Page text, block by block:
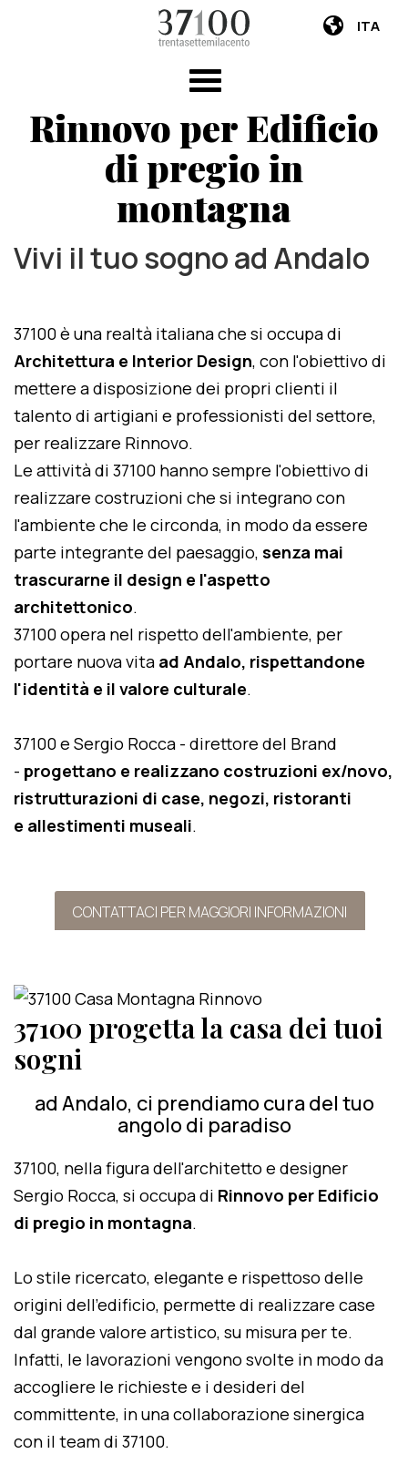
ITA
Rinnovo per Edificio
di pregio in
montagna
Vivi il tuo sogno ad Andalo
37100 è una realtà italiana che si occupa di
Architettura e Interior Design, con l'obiettivo di
mettere a disposizione dei propri clienti il
talento di artigiani e professionisti del settore,
per realizzare Rinnovo.
Le attività di 37100 hanno sempre l'obiettivo di
realizzare costruzioni che si integrano con
l'ambiente che le circonda, in modo da essere
parte integrante del paesaggio, senza mai
trascurarne il design e l'aspetto
architettonico.
37100 opera nel rispetto dell'ambiente, per
portare nuova vita ad Andalo, rispettandone
l'identità e il valore culturale.
37100 e Sergio Rocca - direttore del Brand
- progettano e realizzano costruzioni ex/novo,
ristrutturazioni di case, negozi, ristoranti
e allestimenti museali.
CONTATTACI PER MAGGIORI INFORMAZIONI
37100 progetta la casa dei tuoi
sogni
ad Andalo, ci prendiamo cura del tuo
angolo di paradiso
37100, nella figura dell'architetto e designer
Sergio Rocca, si occupa di Rinnovo per Edificio
di pregio in montagna.
Lo stile ricercato, elegante e rispettoso delle
origini dell'edificio, permette di realizzare case
dal grande valore artistico, su misura per te.
Infatti, le lavorazioni vengono svolte in modo da
accogliere le richieste e i desideri del
committente, in una collaborazione sinergica
con il team di 37100.